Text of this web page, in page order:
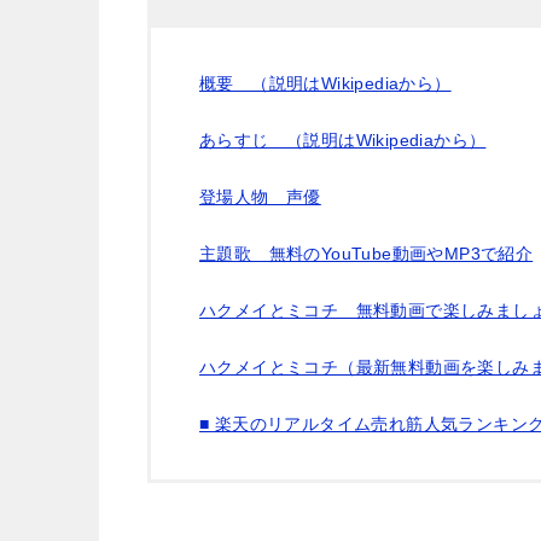
概要 （説明はWikipediaから）
あらすじ （説明はWikipediaから）
登場人物 声優
主題歌 無料のYouTube動画やMP3で紹介
ハクメイとミコチ 無料動画で楽しみまし
ハクメイとミコチ（最新無料動画を楽しみ
■ 楽天のリアルタイム売れ筋人気ランキン